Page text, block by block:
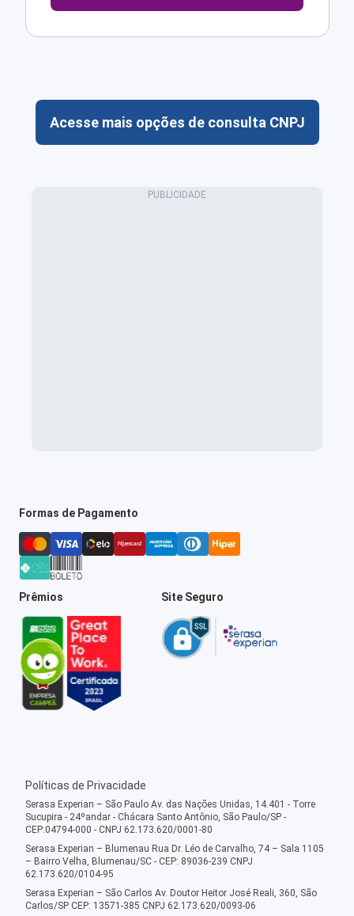
Acesse mais opções de consulta CNPJ
Formas de Pagamento
Prêmios Site Seguro
Políticas de Privacidade
Serasa Experian – São Paulo Av. das Nações Unidas, 14.401 - Torre
Sucupira - 24ºandar - Chácara Santo Antônio, São Paulo/SP -
CEP:04794-000 - CNPJ 62.173.620/0001-80
Serasa Experian – Blumenau Rua Dr. Léo de Carvalho, 74 – Sala 1105
– Bairro Velha, Blumenau/SC - CEP: 89036-239 CNPJ
62.173.620/0104-95
Serasa Experian – São Carlos Av. Doutor Heitor José Reali, 360, São
Carlos/SP CEP: 13571-385 CNPJ 62.173.620/0093-06